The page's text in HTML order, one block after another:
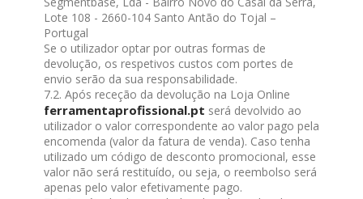
Lote 108 - 2660-104 Santo Antão do Tojal –
Portugal
Se o utilizador optar por outras formas de
devolução, os respetivos custos com portes de
envio serão da sua responsabilidade.
7.2. Após receção da devolução na Loja Online
ferramentaprofissional.pt será devolvido ao
utilizador o valor correspondente ao valor pago pela
encomenda (valor da fatura de venda). Caso tenha
utilizado um código de desconto promocional, esse
valor não será restituído, ou seja, o reembolso será
apenas pelo valor efetivamente pago.